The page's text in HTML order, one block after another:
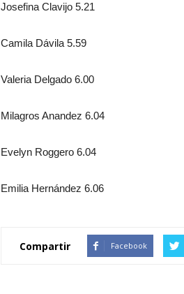
Josefina Clavijo 5.21
Camila Dávila 5.59
Valeria Delgado 6.00
Milagros Anandez 6.04
Evelyn Roggero 6.04
Emilia Hernández 6.06
Compartir Facebook